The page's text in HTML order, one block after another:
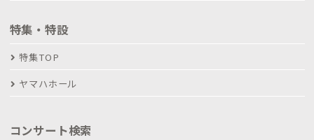
特集・特設
特集TOP
ヤマハホール
コンサート検索